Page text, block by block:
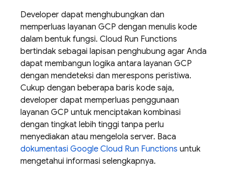
Developer dapat menghubungkan dan
memperluas layanan GCP dengan menulis kode
dalam bentuk fungsi. Cloud Run Functions
bertindak sebagai lapisan penghubung agar Anda
dapat membangun logika antara layanan GCP
dengan mendeteksi dan merespons peristiwa.
Cukup dengan beberapa baris kode saja,
developer dapat memperluas penggunaan
layanan GCP untuk menciptakan kombinasi
dengan tingkat lebih tinggi tanpa perlu
menyediakan atau mengelola server. Baca
dokumentasi Google Cloud Run Functions untuk
mengetahui informasi selengkapnya.